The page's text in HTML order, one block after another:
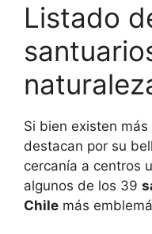
Listado
Si bien existen
destacan por su
cercanía a centros
algunos de los 39
Chile más